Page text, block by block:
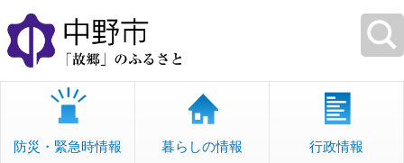
本
文
へ
移
防災・緊急時情報 暮らしの情報 行政情報